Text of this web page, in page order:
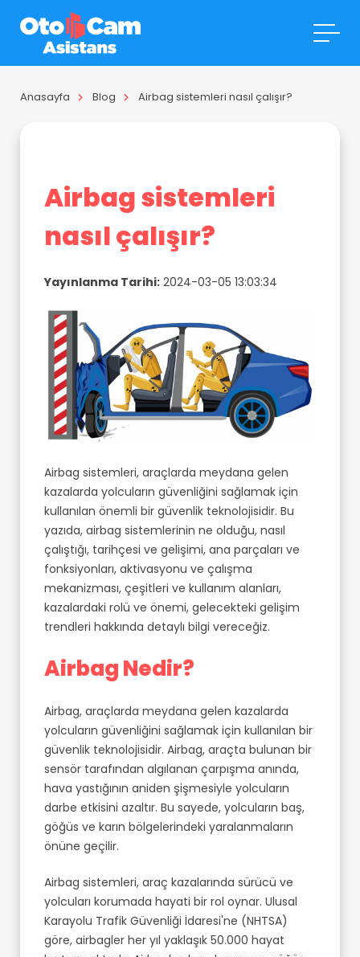
Anasayfa Blog Airbag sistemleri nasıl çalışır?
Airbag sistemleri
nasıl çalışır?
Yayınlanma Tarihi: 2024-03-05 13:03:34
Airbag sistemleri, araçlarda meydana gelen
kazalarda yolcuların güvenliğini sağlamak için
kullanılan önemli bir güvenlik teknolojisidir. Bu
yazıda, airbag sistemlerinin ne olduğu, nasıl
çalıştığı, tarihçesi ve gelişimi, ana parçaları ve
fonksiyonları, aktivasyonu ve çalışma
mekanizması, çeşitleri ve kullanım alanları,
kazalardaki rolü ve önemi, gelecekteki gelişim
trendleri hakkında detaylı bilgi vereceğiz.
Airbag Nedir?
Airbag, araçlarda meydana gelen kazalarda
yolcuların güvenliğini sağlamak için kullanılan bir
güvenlik teknolojisidir. Airbag, araçta bulunan bir
sensör tarafından algılanan çarpışma anında,
hava yastığının aniden şişmesiyle yolcuların
darbe etkisini azaltır. Bu sayede, yolcuların baş,
göğüs ve karın bölgelerindeki yaralanmaların
önüne geçilir.
Airbag sistemleri, araç kazalarında sürücü ve
yolcuları korumada hayati bir rol oynar. Ulusal
Karayolu Trafik Güvenliği İdaresi'ne (NHTSA)
göre, airbagler her yıl yaklaşık 50.000 hayat